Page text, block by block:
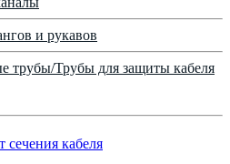
и рукавов
трубы/Трубы для защиты кабеля